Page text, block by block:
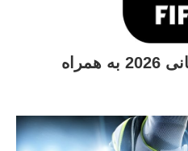
فرم شرط بندی جام جهانی 2026 به همراه